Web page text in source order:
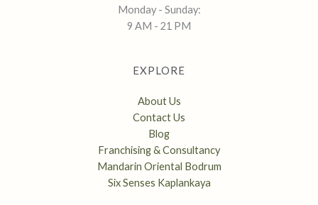
Monday - Sunday:
9 AM - 21 PM
EXPLORE
About Us
Contact Us
Blog
Franchising & Consultancy
Mandarin Oriental Bodrum
Six Senses Kaplankaya